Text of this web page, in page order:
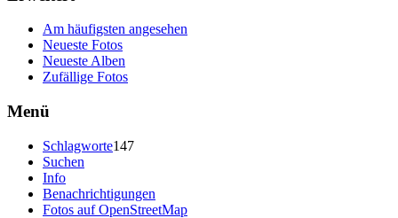
Am häufigsten angesehen
Neueste Fotos
Neueste Alben
Zufällige Fotos
Menü
Schlagworte147
Suchen
Info
Benachrichtigungen
Fotos auf OpenStreetMap